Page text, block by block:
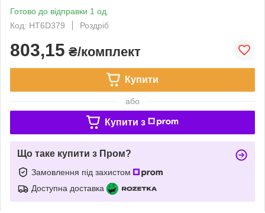
Готово до відправки 1 од.
Код: HT6D379
Роздріб
803,15 ₴/комплект
Купити
або
Купити з
Що таке купити з Пром?
Замовлення під захистом
Доступна доставка